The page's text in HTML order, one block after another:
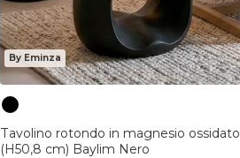
By Eminza
Tavolino rotondo in magnesio ossidato
(H50,8 cm) Baylim Nero